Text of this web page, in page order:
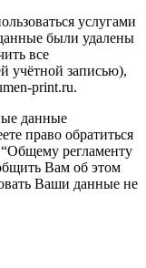
услугами
были удалены
все
учётной записью),
print.ru.
данные
право обратиться
регламенту
Вам об этом
Ваши данные не